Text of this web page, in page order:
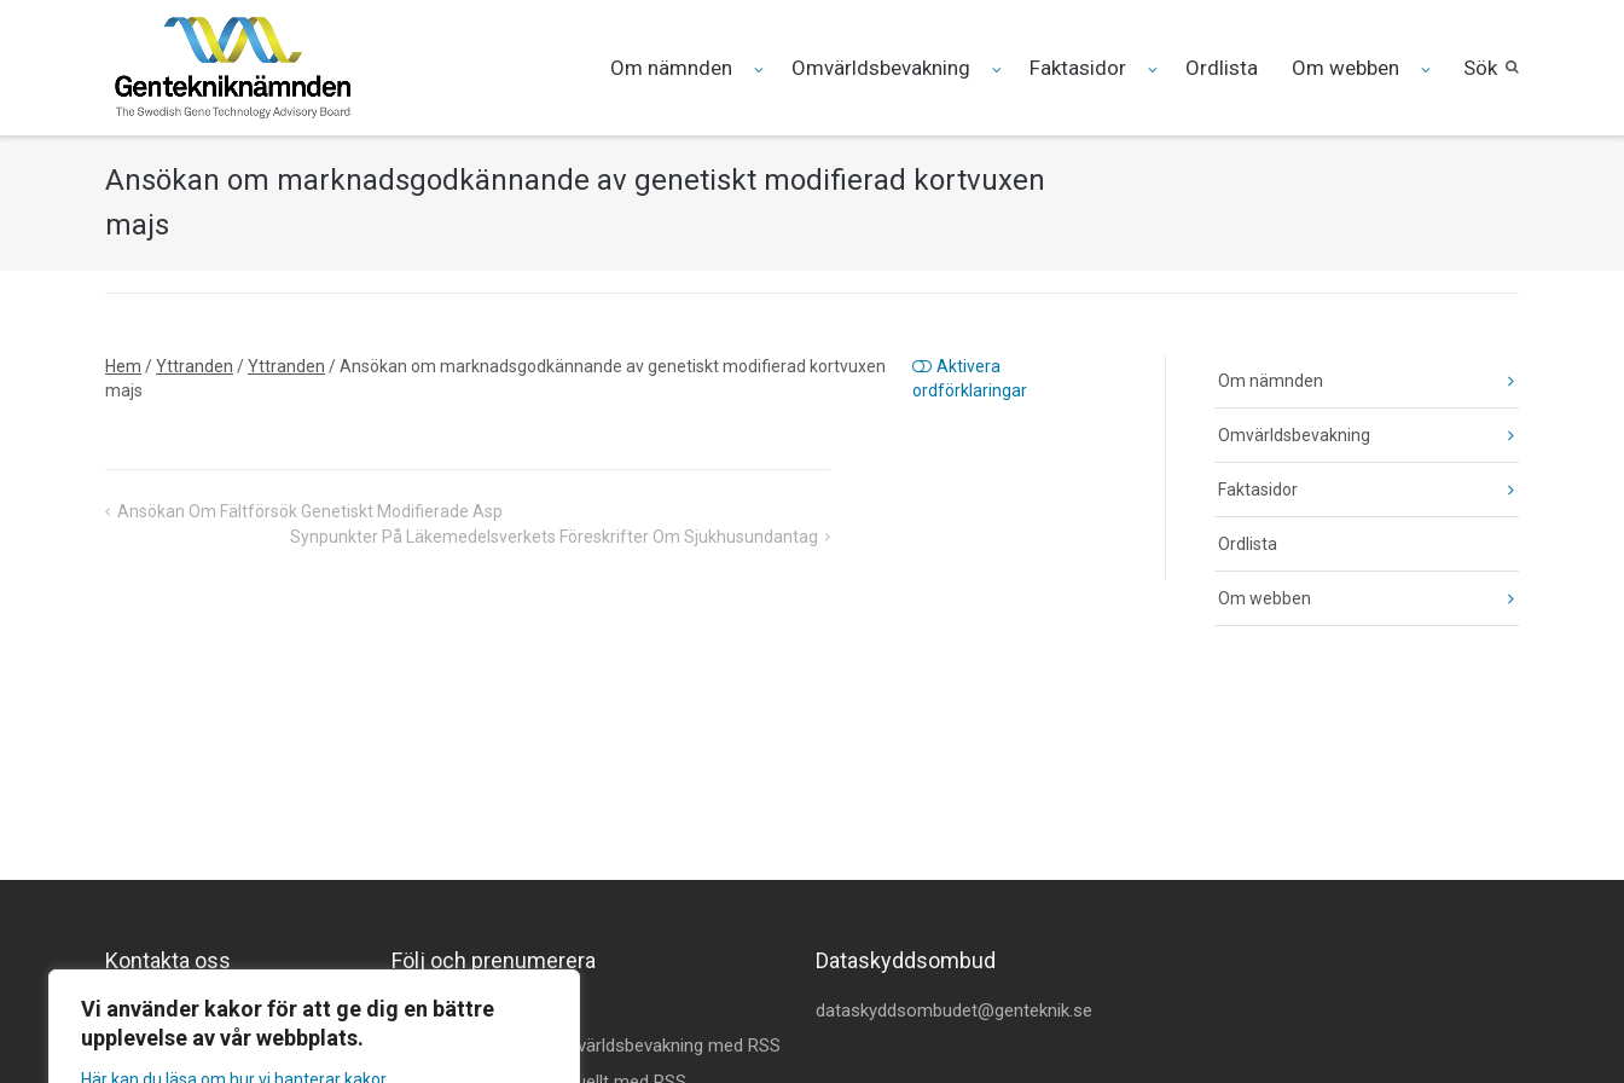
Vi använder kakor för att ge dig en bättre
upplevelse av vår webbplats.
Om nämnden Omvärldsbevakning Faktasidor Ordlista Om webben Sök
Ansökan om marknadsgodkännande av genetiskt modifierad kortvuxen
majs
Hem /Yttranden /Yttranden /Ansökan om marknadsgodkännande av genetiskt modifierad kortvuxen
majs
Aktivera
ordförklaringar
Inläggsnavigering
Ansökan Om Fältförsök Genetiskt Modifierade Asp
Synpunkter På Läkemedelsverkets Föreskrifter Om Sjukhusundantag
Om nämnden
Omvärldsbevakning
Faktasidor
Ordlista
Om webben
Kontakta oss
Gentekniknämnden
Hantverkargatan 11B
Följ och prenumerera
Följ oss på Linkedin
Prenumerera på Omvärldsbevakning med RSS
Dataskyddsombud
dataskyddsombudet@genteknik.se